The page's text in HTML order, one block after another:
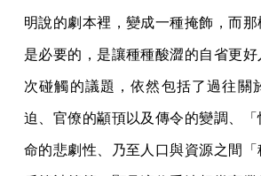
明說的劇本裡，變成一種掩飾，而
是必要的，是讓種種酸澀的自省更
次碰觸的議題，依然包括了過往關
迫、官僚的顢頇以及傳令的變調、
命的悲劇性、乃至人口與資源之間